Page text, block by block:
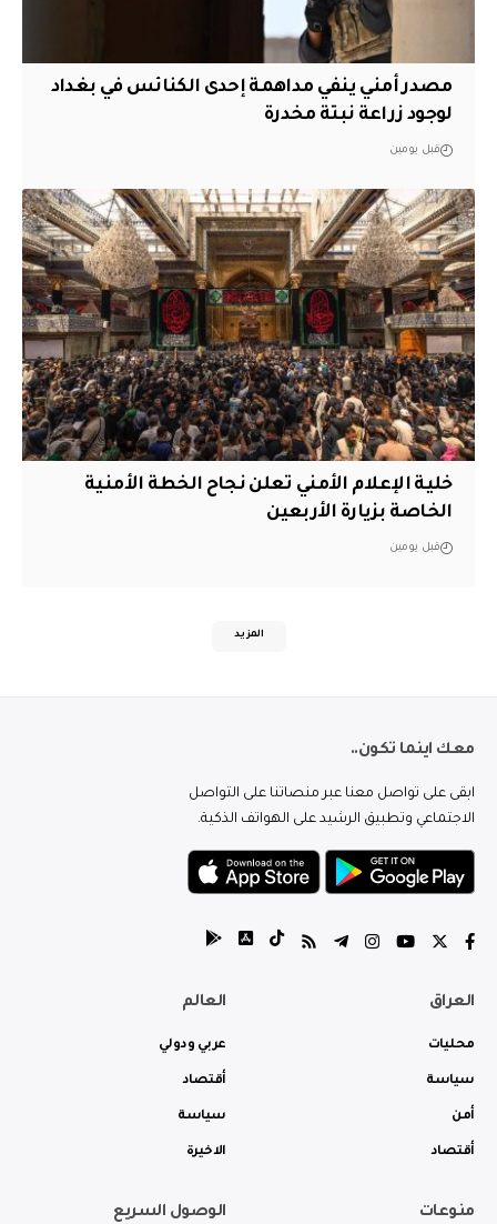
مصدر أمني ينفي مداهمة إحدى الكنائس في بغداد
لوجود زراعة نبتة مخدرة
قبل يومين
خلية الإعلام الأمني تعلن نجاح الخطة الأمنية
الخاصة بزيارة الأربعين
قبل يومين
المزيد
معك اينما تكون..
ابقى على تواصل معنا عبر منصاتنا على التواصل
الاجتماعي وتطبيق الرشيد على الهواتف الذكية.
العراق
محليات
سياسة
أمن
أقتصاد
العالم
عربي ودولي
أقتصاد
سياسة
الاخيرة
منوعات الوصول السريع